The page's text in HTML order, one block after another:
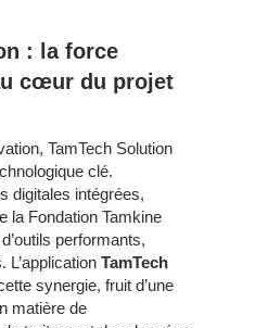
: la force
cœur du projet
TamTech Solution
clé.
digitales intégrées,
la Fondation Tamkine
performants,
L’application TamTech
synergie, fruit d’une
matière de